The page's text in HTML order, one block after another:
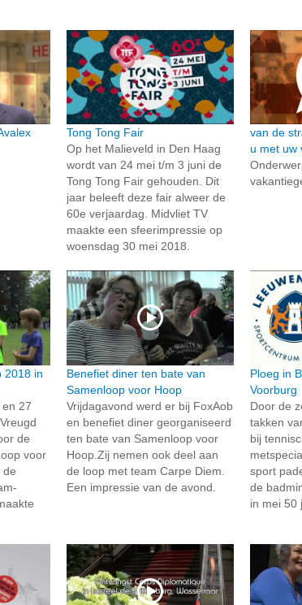
Tong Tong Fair
Op het Malieveld in Den Haag
wordt van 24 mei t/m 3 juni de
Tong Tong Fair gehouden. Dit
jaar beleeft deze fair alweer de
60e verjaardag. Midvliet TV
maakte een sfeerimpressie op
woensdag 30 mei 2018.
van de
u met uw
2018 in
27
de
voor
de
Benefiet diner ten bate van
Samenloop voor Hoop
Vrijdagavond werd er bij FoxAob
en benefiet diner georganiseerd
ten bate van Samenloop voor
Hoop.Zij nemen ook deel aan
de loop met team Carpe Diem.
Een impressie van de avond.
Ploeg in
Voorburg
Door de
takken
bij
sport
de
in mei 50